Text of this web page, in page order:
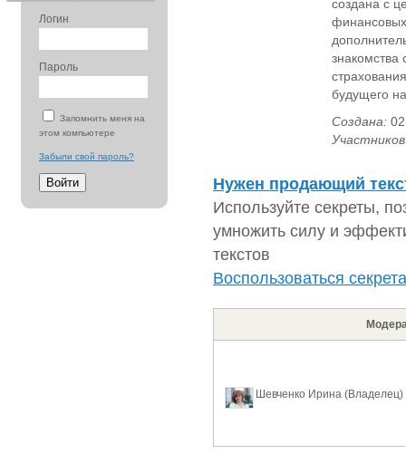
создана с
знакомства
будущего
Создана:
Нужен продающий
Используйте секреты,
умножить силу и
текстов
Воспользоваться
Шевченко Ирина (Владелец)
Логин
Пароль
Запомнить меня на
этом компьютере
Забыли свой пароль?